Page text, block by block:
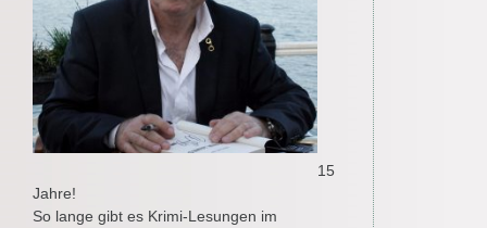
15
Jahre!
So lange gibt es Krimi-Lesungen im